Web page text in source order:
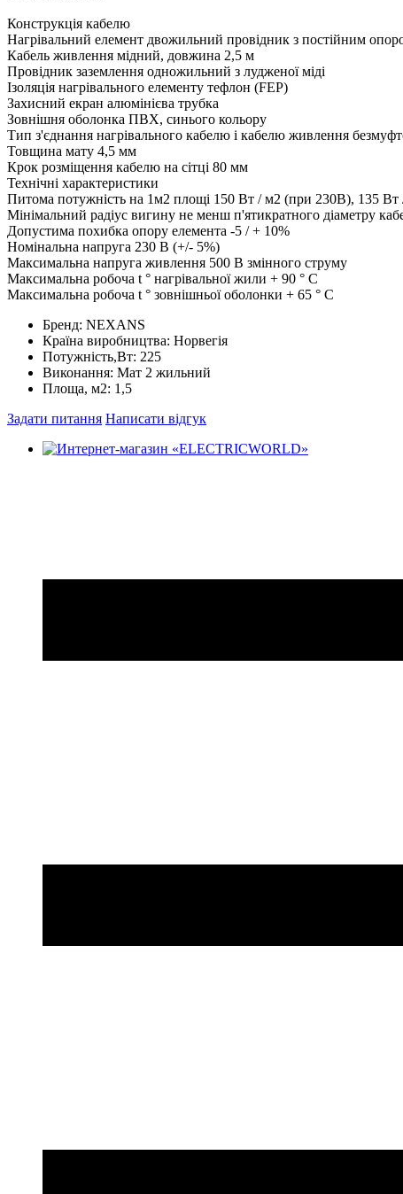
Конструкція кабелю
Нагрівальний елемент двожильний провідник з постійним
Кабель живлення мідний, довжина 2,5 м
Провідник заземлення одножильний з лудженої міді
Ізоляція нагрівального елементу тефлон (FEP)
Захисний екран алюмінієва трубка
Зовнішня оболонка ПВХ, синього кольору
Тип з'єднання нагрівального кабелю і кабелю живлення
Товщина мату 4,5 мм
Крок розміщення кабелю на сітці 80 мм
Технічні характеристики
Питома потужність на 1м2 площі 150 Вт / м2 (при 230В), 135
Мінімальний радіус вигину не менш п'ятикратного діаметру
Допустима похибка опору елемента -5 / + 10%
Номінальна напруга 230 В (+/- 5%)
Максимальна напруга живлення 500 В змінного струму
Максимальна робоча t ° нагрівальної жили + 90 ° C
Максимальна робоча t ° зовнішньої оболонки + 65 ° C
Бренд: NEXANS
Країна виробництва: Норвегія
Потужність,Вт: 225
Виконання: Мат 2 жильний
Площа, м2: 1,5
Задати питання Написати відгук